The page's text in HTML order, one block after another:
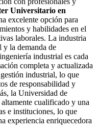
Universitario en
excelente opción para
y habilidades en el
laborales. La industria
y la demanda de
industrial es cada
completa y actualizada
industrial, lo que
de responsabilidad y
la Universidad de
cualificado y una
e instituciones, lo que
experiencia enriquecedora